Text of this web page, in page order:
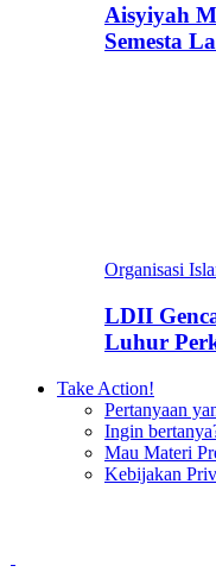
Aisyiyah
Semesta
Organisasi
LDII
Luhur
Take Action!
Pertanyaan
Ingin
Mau Materi
Kebijakan